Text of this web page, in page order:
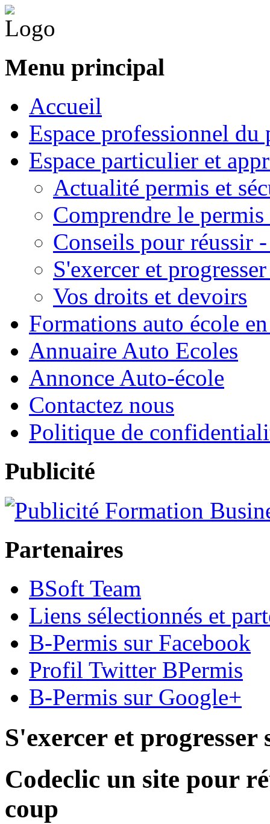
Menu principal
Accueil
Espace professionnel
Espace particulier et
Actualité permis et
Comprendre le permis
Conseils pour réussir
S'exercer et
Vos droits et devoirs
Formations auto école
Annuaire Auto Ecoles
Annonce Auto-école
Contactez nous
Politique de
Publicité
Partenaires
BSoft Team
Liens sélectionnés et
B-Permis sur Facebook
Profil Twitter BPermis
B-Permis sur Google+
S'exercer et progresser
Codeclic un site pour
coup